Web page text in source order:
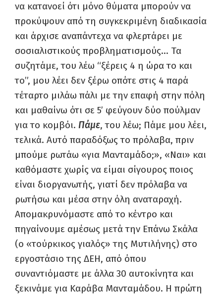
να κατανοεί ότι μόνο θύματα μπορούν να
προκύψουν από τη συγκεκριμένη διαδικασία
και άρχισε αναπάντεχα να φλερτάρει με
σοσιαλιστικούς προβληματισμούς… Τα
συζητάμε, του λέω “ξέρεις 4 η ώρα το και
το”, μου λέει δεν ξέρω οπότε στις 4 παρά
τέταρτο μιλάω πάλι με την επαφή στην πόλη
και μαθαίνω ότι σε 5’ φεύγουν δύο πούλμαν
για το κομβόι. Πάμε, του λέω; Πάμε μου λέει,
τελικά. Αυτό παραδόξως το πρόλαβα, πριν
μπούμε ρωτάω «για Μανταμάδο;», «Ναι» και
καθόμαστε χωρίς να είμαι σίγουρος ποιος
είναι διοργανωτής, γιατί δεν πρόλαβα να
ρωτήσω και μέσα στην όλη αναταραχή.
Απομακρυνόμαστε από το κέντρο και
πηγαίνουμε αμέσως μετά την Επάνω Σκάλα
(ο «τούρκικος γιαλός» της Μυτιλήνης) στο
εργοστάσιο της ΔΕΗ, από όπου
συναντιόμαστε με άλλα 30 αυτοκίνητα και
ξεκινάμε για Καράβα Μανταμάδου. Η πρώτη